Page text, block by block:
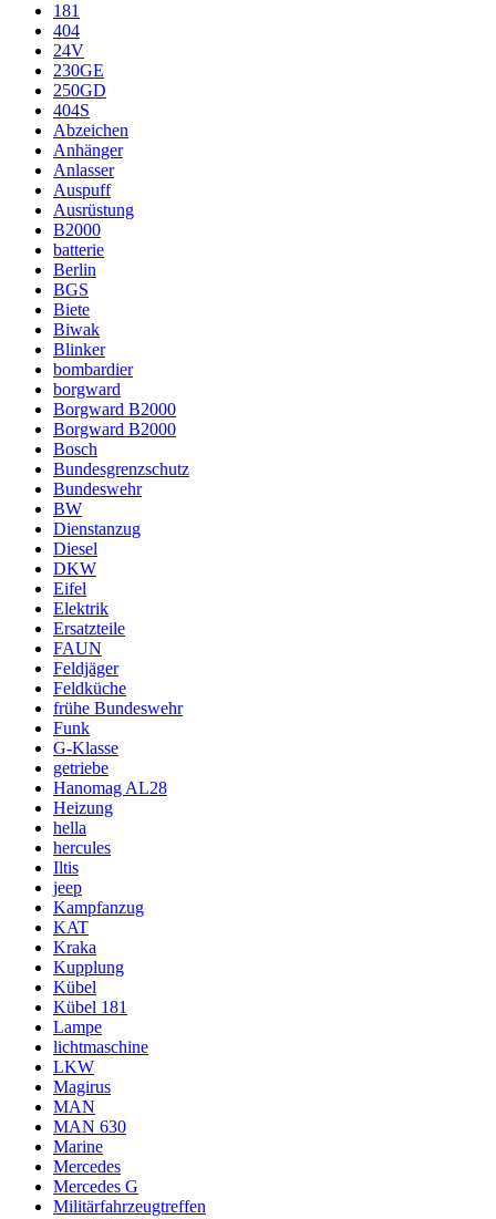
181
404
24V
230GE
250GD
404S
Abzeichen
Anhänger
Anlasser
Auspuff
Ausrüstung
B2000
batterie
Berlin
BGS
Biete
Biwak
Blinker
bombardier
borgward
Borgward B2000
Borgward B2000
Bosch
Bundesgrenzschutz
Bundeswehr
BW
Dienstanzug
Diesel
DKW
Eifel
Elektrik
Ersatzteile
FAUN
Feldjäger
Feldküche
frühe Bundeswehr
Funk
G-Klasse
getriebe
Hanomag AL28
Heizung
hella
hercules
Iltis
jeep
Kampfanzug
KAT
Kraka
Kupplung
Kübel
Kübel 181
Lampe
lichtmaschine
LKW
Magirus
MAN
MAN 630
Marine
Mercedes
Mercedes G
Militärfahrzeugtreffen